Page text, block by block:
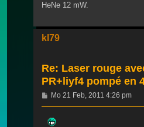
HeNe 12 mW.
kl79
Re: Laser rouge
PR+liyf4 pompé en
Beitrag
Mo 21 Feb, 2011 4:26 pm